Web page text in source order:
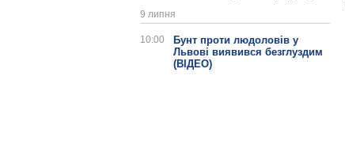
9 липня
10:00
Бунт проти людоловів у
Львові виявився безглуздим
(ВІДЕО)